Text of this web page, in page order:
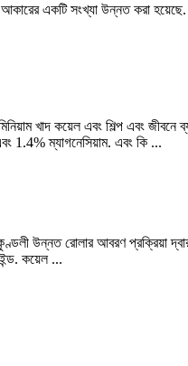
একটি সংখ্যা উন্নত করা
খাদ কয়েল এবং শিল্প এবং জীবনে
1.4% ম্যাগনেসিয়াম. এবং কি ...
উন্নত রোলার আবরণ প্রক্রিয়া
কয়েল ...